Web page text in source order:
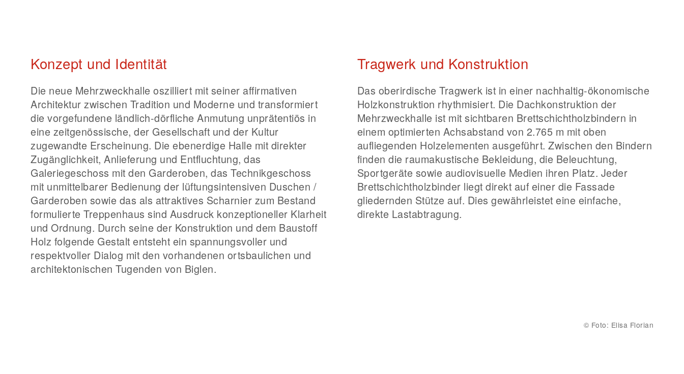
Konzept und Identität
Die neue Mehrzweckhalle oszilliert mit seiner affirmativen
Architektur zwischen Tradition und Moderne und transformiert
die vorgefundene ländlich-dörfliche Anmutung unprätentiös in
eine zeitgenössische, der Gesellschaft und der Kultur
zugewandte Erscheinung. Die ebenerdige Halle mit direkter
Zugänglichkeit, Anlieferung und Entfluchtung, das
Galeriegeschoss mit den Garderoben, das Technikgeschoss
mit unmittelbarer Bedienung der lüftungsintensiven Duschen /
Garderoben sowie das als attraktives Scharnier zum Bestand
formulierte Treppenhaus sind Ausdruck konzeptioneller Klarheit
und Ordnung. Durch seine der Konstruktion und dem Baustoff
Holz folgende Gestalt entsteht ein spannungsvoller und
respektvoller Dialog mit den vorhandenen ortsbaulichen und
architektonischen Tugenden von Biglen.
Tragwerk und Konstruktion
Das oberirdische Tragwerk ist in einer nachhaltig-ökonomische
Holzkonstruktion rhythmisiert. Die Dachkonstruktion der
Mehrzweckhalle ist mit sichtbaren Brettschichtholzbindern in
einem optimierten Achsabstand von 2.765 m mit oben
aufliegenden Holzelementen ausgeführt. Zwischen den Bindern
finden die raumakustische Bekleidung, die Beleuchtung,
Sportgeräte sowie audiovisuelle Medien ihren Platz. Jeder
Brettschichtholzbinder liegt direkt auf einer die Fassade
gliedernden Stütze auf. Dies gewährleistet eine einfache,
direkte Lastabtragung.
© Foto: Elisa Florian